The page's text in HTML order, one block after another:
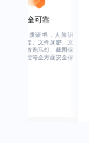
安全可靠
业权威资质证书，人脸识
、设备绑定、文件加密、文
水印、播放跑马灯、截图保
、权限管控等全方面安全保